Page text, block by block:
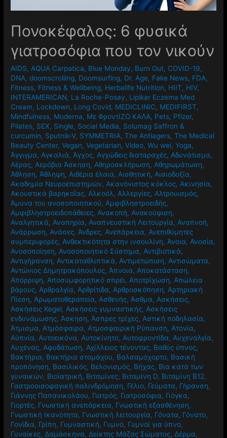
Πονοκέφαλος: 6 φυσικά
γιατροσόφια που τον νικούν
AIDS ,AQUA Carpatica,Blue Monday, Burn Out, COVID-19,
DNA,doomscrolling,Doomsurfing,Dr. Age,Fake News ,FDA
Fitness,Fitness & Wellbeing, Herbalife Nutrition,HIIT,HIV
INTERAMERICAN,La Roche-Posay,Lipikar Eczema Med
Cream,Lockdown,Long Covid, MEDICLINIC,MEDIFIRST
Mindfulness, Moderna,Mε ΦροντίΖΩ ΚΑΛΑ,Pets,Pfizer
Pilates,SEX,Single, Social Media, Solumag Saffron &
curcumin,Sputnik-V,SYMMETRIA, The Antiagers, The Medical
Beauty Center,Vegan,Vegetarian,Video,Wu wei,Yoga,
Άγγιγμα,Αγκαλιά,Άγχος ,Αγχώδεις διαταραχές,Αδυνάτισμα
Αέρας,Αερόβια Άσκηση, Αθηροσκλήρωση, Αθηρωμάτωση
Άθληση,Άθληψη,Αιθέρια έλαια,Αισθητική ,Αισιοδοξία,
Ακαδημία Νευροεπιστημών,Ακανόνιστος κύκλος,Ακινησία
Ακουστικά βαρηκοΐας,Αλκοόλ,Αλλεργίες,Αλτρουισμός
Άμυνα του ανοσοποιητικού,Αμφιβληστροειδής,
Αμφιβληστροειδοπάθειες,Ανακοπή,Ανακούφιση,
Αναλγητικά ,Αναπηρία,Αναπνευστική Λειτουργία,Αναπνοή
Ανάρρωση,Ανάσες,Άνδρες,Ανεπάρκεια,Ανεπιθύμητες
συμπεριφορές ,Ανθεκτικότητα στην ινσουλίνη,Άνοια
Ανοσοποίηση ,Ανοσοποιητικό Σύστημα,Αντιβιοτικά,
Αντιγήρανση,Αντικαταθλιπτικά,Αντιμετώπιση,Αντισώματα
Αντώνιος Δημητρακόπουλος ,Άπνοια,Αποκατάσταση,
Απόρριψη,Αποσυμφορητικό σπρέι,Αποτρίχωση,Απώλεια
βάρους,Αρθραλγία,Αρθρίτιδα,Αρθροσκόπηση,Αρτηριακή
Πίεση,Αρωματοθεραπεία, Ασθενής,Άσθμα,Ασκήσεις
Ασκήσεις Kegel,Ασκήσεις γυμναστικής ,Ασκήσεις
ενδυνάμωσης,Άσκηση ,Άσπρες τρίχες ,Αστική ποδηλασία
Άτμισμα,Ατμόσφαιρα,Ατμοσφαιρική Ρύπανση, Ατονία,
Αϋπνία,Αυτοεικόνα,Αυτοκίνητο ,Αυτοφροντίδα,Αυχεναλγία
Αυχένας,Αφυδάτωση,Αχίλλειος τένοντας,Βαθύς ύπνος
Βακτήρια,Βακτήρια στομάχου,Βαλσαμόχορτο, Βασική
προπόνηση,Βασιλικός,Βελονισμός,Βήχας,Βία κατά των
γυναικών,Βιοϊατρική,Βιταμίνες,Βιταμίνη D,Βιταμίνη Β12,
Γαστροοισοφαγική παλινδρόμηση ,Γέλιο,Γεύματα,Γήρανση
Γιάννης Παπανικολάου,Γιατρός,Γιατροσόφια,Γιόγκα,
Γιορτές,Γνωστική ανεπάρκεια,Γνωστική εξασθένηση,
Γνωστική Ικανότητα,Γνωστική λειτουργία ,Γόνατα,